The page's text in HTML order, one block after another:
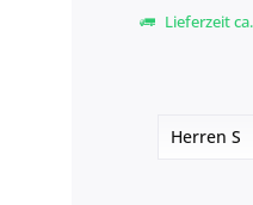
Lieferzeit